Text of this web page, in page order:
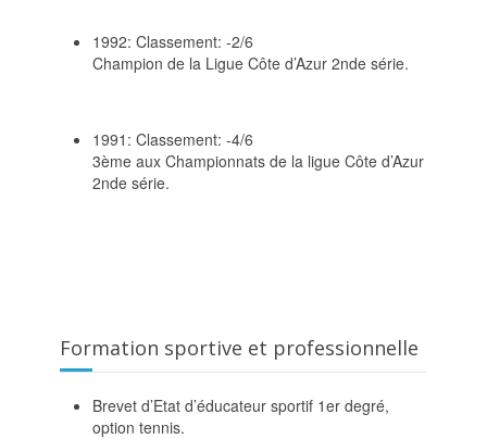
1992: Classement: -2/6
Champion de la Ligue Côte d’Azur 2nde série.
1991: Classement: -4/6
3ème aux Championnats de la ligue Côte d’Azur
2nde série.
Formation sportive et professionnelle
Brevet d’Etat d’éducateur sportif 1er degré,
option tennis.